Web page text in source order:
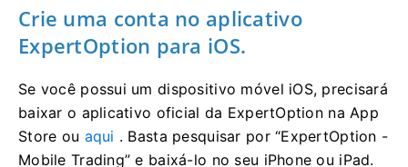
Crie uma conta no aplicativo
ExpertOption para iOS.
Se você possui um dispositivo móvel iOS, precisará
baixar o aplicativo oficial da ExpertOption na App
Store ou aqui . Basta pesquisar por “ExpertOption -
Mobile Trading” e baixá-lo no seu iPhone ou iPad.